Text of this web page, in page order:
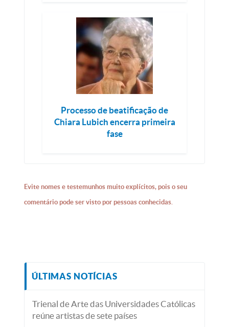
Processo de beatificação de
Chiara Lubich encerra primeira
fase
Evite nomes e testemunhos muito explícitos, pois o seu
comentário pode ser visto por pessoas conhecidas.
ÚLTIMAS NOTÍCIAS
Trienal de Arte das Universidades Católicas
reúne artistas de sete países